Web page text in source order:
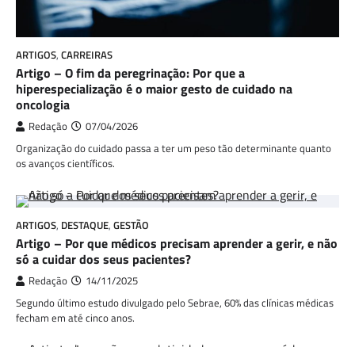
ARTIGOS, CARREIRAS
Artigo – O fim da peregrinação: Por que a
hiperespecialização é o maior gesto de cuidado na
oncologia
Redação 07/04/2026
Organização do cuidado passa a ter um peso tão determinante quanto
os avanços científicos.
ARTIGOS, DESTAQUE, GESTÃO
Artigo – Por que médicos precisam aprender a gerir, e não
só a cuidar dos seus pacientes?
Redação 14/11/2025
Segundo último estudo divulgado pelo Sebrae, 60% das clínicas médicas
fecham em até cinco anos.